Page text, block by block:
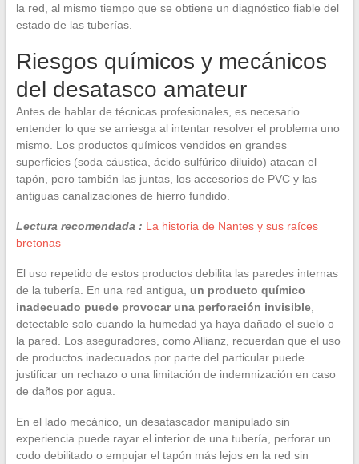
la red, al mismo tiempo que se obtiene un diagnóstico fiable del
estado de las tuberías.
Riesgos químicos y mecánicos
del desatasco amateur
Antes de hablar de técnicas profesionales, es necesario
entender lo que se arriesga al intentar resolver el problema uno
mismo. Los productos químicos vendidos en grandes
superficies (soda cáustica, ácido sulfúrico diluido) atacan el
tapón, pero también las juntas, los accesorios de PVC y las
antiguas canalizaciones de hierro fundido.
Lectura recomendada : La historia de Nantes y sus raíces
bretonas
El uso repetido de estos productos debilita las paredes internas
de la tubería. En una red antigua, un producto químico
inadecuado puede provocar una perforación invisible,
detectable solo cuando la humedad ya haya dañado el suelo o
la pared. Los aseguradores, como Allianz, recuerdan que el uso
de productos inadecuados por parte del particular puede
justificar un rechazo o una limitación de indemnización en caso
de daños por agua.
En el lado mecánico, un desatascador manipulado sin
experiencia puede rayar el interior de una tubería, perforar un
codo debilitado o empujar el tapón más lejos en la red sin